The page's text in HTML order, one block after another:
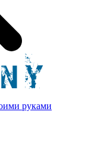
руками